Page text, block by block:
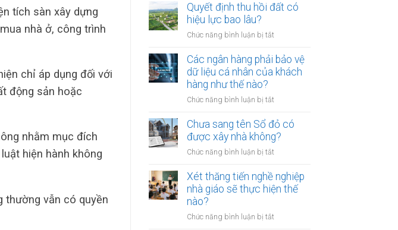
tích sàn xây dựng
nhà ở, công trình
chỉ áp dụng đối với
động sản hoặc
nhằm mục đích
hiện hành không
thường vẫn có quyền
rọ
bao
nhiêu?
chấp
đất
có
bắt
tại
UBND
cấp
Quyết định thu hồi đất có
hiệu lực bao lâu?
Chức năng bình luận bị tắt
định
thu
có
lực
bao
Các ngân hàng phải bảo vệ
dữ liệu cá nhân của khách
hàng như thế nào?
Chức năng bình luận bị tắt
ngân
hàng
phải
bảo
dữ
liệu
Chưa sang tên Sổ đỏ có
được xây nhà không?
Chức năng bình luận bị tắt
sang
tên
Sổ
có
Xét thăng tiến nghề nghiệp
nhà giáo sẽ thực hiện thế
nào?
Chức năng bình luận bị tắt